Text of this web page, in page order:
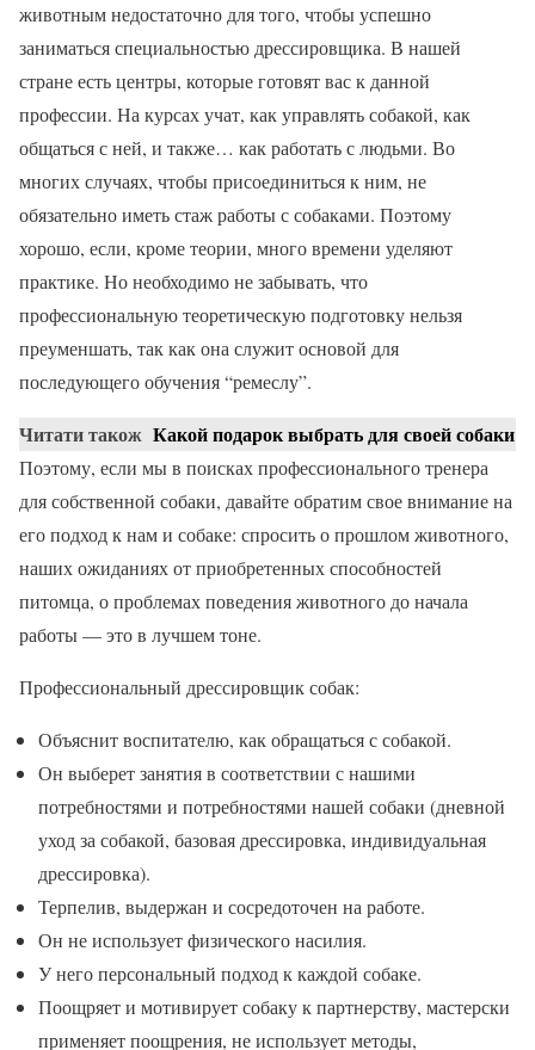
животным недостаточно для того, чтобы успешно
заниматься специальностью дрессировщика. В нашей
стране есть центры, которые готовят вас к данной
профессии. На курсах учат, как управлять собакой, как
общаться с ней, и также… как работать с людьми. Во
многих случаях, чтобы присоединиться к ним, не
обязательно иметь стаж работы с собаками. Поэтому
хорошо, если, кроме теории, много времени уделяют
практике. Но необходимо не забывать, что
профессиональную теоретическую подготовку нельзя
преуменшать, так как она служит основой для
последующего обучения “ремеслу”.
Читати також Какой подарок выбрать для своей собаки
Поэтому, если мы в поисках профессионального тренера
для собственной собаки, давайте обратим свое внимание на
его подход к нам и собаке: спросить о прошлом животного,
наших ожиданиях от приобретенных способностей
питомца, о проблемах поведения животного до начала
работы — это в лучшем тоне.
Профессиональный дрессировщик собак:
Объяснит воспитателю, как обращаться с собакой.
Он выберет занятия в соответствии с нашими
потребностями и потребностями нашей собаки (дневной
уход за собакой, базовая дрессировка, индивидуальная
дрессировка).
Терпелив, выдержан и сосредоточен на работе.
Он не использует физического насилия.
У него персональный подход к каждой собаке.
Поощряет и мотивирует собаку к партнерству, мастерски
применяет поощрения, не использует методы,